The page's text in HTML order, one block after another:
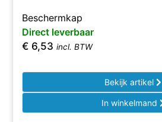
Beschermkap
Direct leverbaar
€ 6,53 incl. BTW
Bekijk artikel
In winkelmand